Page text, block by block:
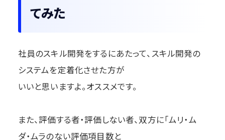
てみた
社員のスキル開発をするにあたって、スキル開発の
システムを定着化させた方が
いいと思いますよ。オススメです。
また、評価する者・評価しない者、双方に「ムリ・ム
ダ・ムラのない評価項目数と